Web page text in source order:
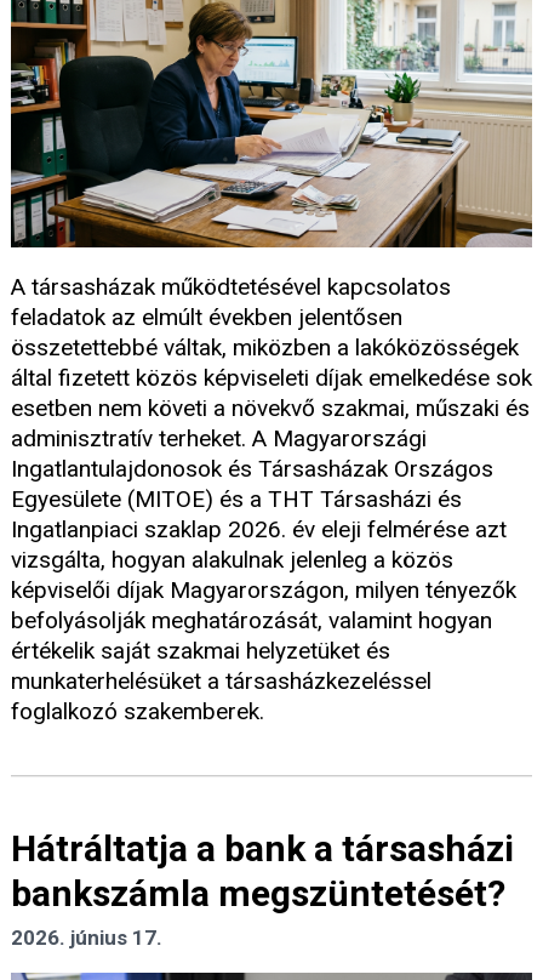
A társasházak működtetésével kapcsolatos
feladatok az elmúlt években jelentősen
összetettebbé váltak, miközben a lakóközösségek
által fizetett közös képviseleti díjak emelkedése sok
esetben nem követi a növekvő szakmai, műszaki és
adminisztratív terheket. A Magyarországi
Ingatlantulajdonosok és Társasházak Országos
Egyesülete (MITOE) és a THT Társasházi és
Ingatlanpiaci szaklap 2026. év eleji felmérése azt
vizsgálta, hogyan alakulnak jelenleg a közös
képviselői díjak Magyarországon, milyen tényezők
befolyásolják meghatározását, valamint hogyan
értékelik saját szakmai helyzetüket és
munkaterhelésüket a társasházkezeléssel
foglalkozó szakemberek.
Hátráltatja a bank a társasházi
bankszámla megszüntetését?
2026. június 17.